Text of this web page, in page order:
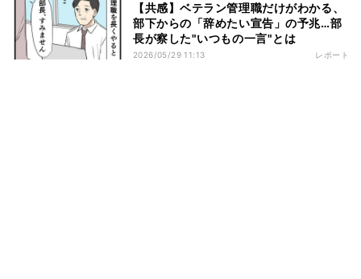
【共感】ベテラン管理職だけがわかる、
部下からの「辞めたい宣告」の予兆…部
長が察した"いつもの一言"とは
2026/05/29 11:13 レポート